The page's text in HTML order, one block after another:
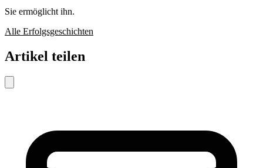
Sie ermöglicht ihn.
Alle Erfolgsgeschichten
Artikel teilen